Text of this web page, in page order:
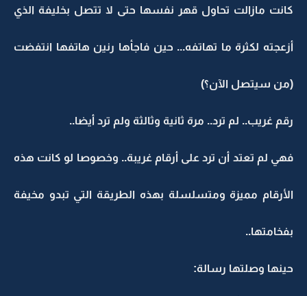
كانت مازالت تحاول قهر نفسها حتى لا تتصل بخليفة الذي
أزعجته لكثرة ما تهاتفه... حين فاجأها رنين هاتفها انتفضت
(من سيتصل الآن؟)
رقم غريب.. لم ترد.. مرة ثانية وثالثة ولم ترد أيضا..
فهي لم تعتد أن ترد على أرقام غريبة.. وخصوصا لو كانت هذه
الأرقام مميزة ومتسلسلة بهذه الطريقة التي تبدو مخيفة
بفخامتها..
حينها وصلتها رسالة: